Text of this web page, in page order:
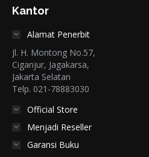
Kantor
Alamat Penerbit
Jl. H. Montong No.57,
Ciganjur, Jagakarsa,
Jakarta Selatan
Telp. 021-78883030
Official Store
Menjadi Reseller
Garansi Buku